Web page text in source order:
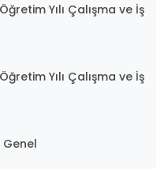
Yılı Çalışma ve İş
Yılı Çalışma ve İş
Genel